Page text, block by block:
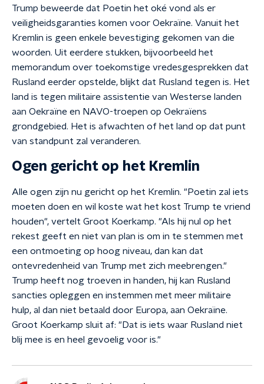
Trump beweerde dat Poetin het oké vond als er
veiligheidsgaranties komen voor Oekraïne. Vanuit het
Kremlin is geen enkele bevestiging gekomen van die
woorden. Uit eerdere stukken, bijvoorbeeld het
memorandum over toekomstige vredesgesprekken dat
Rusland eerder opstelde, blijkt dat Rusland tegen is. Het
land is tegen militaire assistentie van Westerse landen
aan Oekraïne en NAVO-troepen op Oekraïens
grondgebied. Het is afwachten of het land op dat punt
van standpunt zal veranderen.
Ogen gericht op het Kremlin
Alle ogen zijn nu gericht op het Kremlin. "Poetin zal iets
moeten doen en wil koste wat het kost Trump te vriend
houden", vertelt Groot Koerkamp. "Als hij nul op het
rekest geeft en niet van plan is om in te stemmen met
een ontmoeting op hoog niveau, dan kan dat
ontevredenheid van Trump met zich meebrengen."
Trump heeft nog troeven in handen, hij kan Rusland
sancties opleggen en instemmen met meer militaire
hulp, al dan niet betaald door Europa, aan Oekraïne.
Groot Koerkamp sluit af: "Dat is iets waar Rusland niet
blij mee is en heel gevoelig voor is."